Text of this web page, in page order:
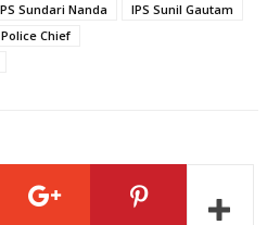
Sundari Nanda
IPS Sunil Gautam
Chief